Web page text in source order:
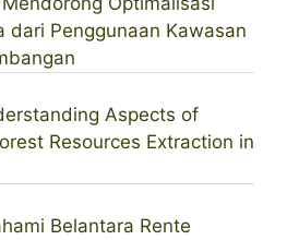
dari Penggunaan Kawasan
Aspects of
Resources Extraction in
Belantara Rente